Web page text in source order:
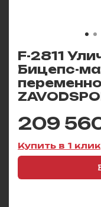
F-2811
Бицепс-
209
Купить в 1 клик